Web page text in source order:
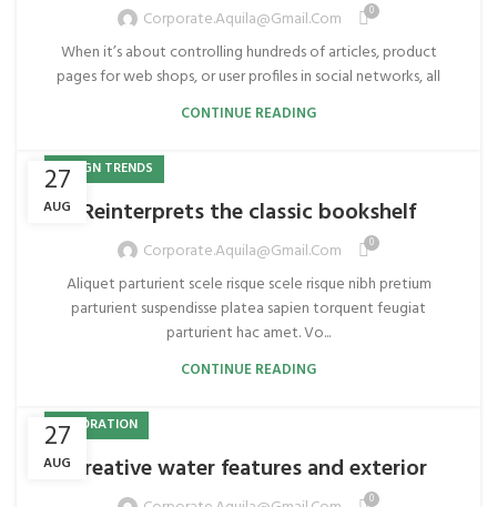
Corporate.aquila@gmail.com 0
When it’s about controlling hundreds of articles, product
pages for web shops, or user profiles in social networks, all
CONTINUE READING
27
AUG
DESIGN TRENDS
Reinterprets the classic bookshelf
Corporate.aquila@gmail.com 0
Aliquet parturient scele risque scele risque nibh pretium
parturient suspendisse platea sapien torquent feugiat
parturient hac amet. Vo...
CONTINUE READING
27
AUG
DECORATION
Creative water features and exterior
0